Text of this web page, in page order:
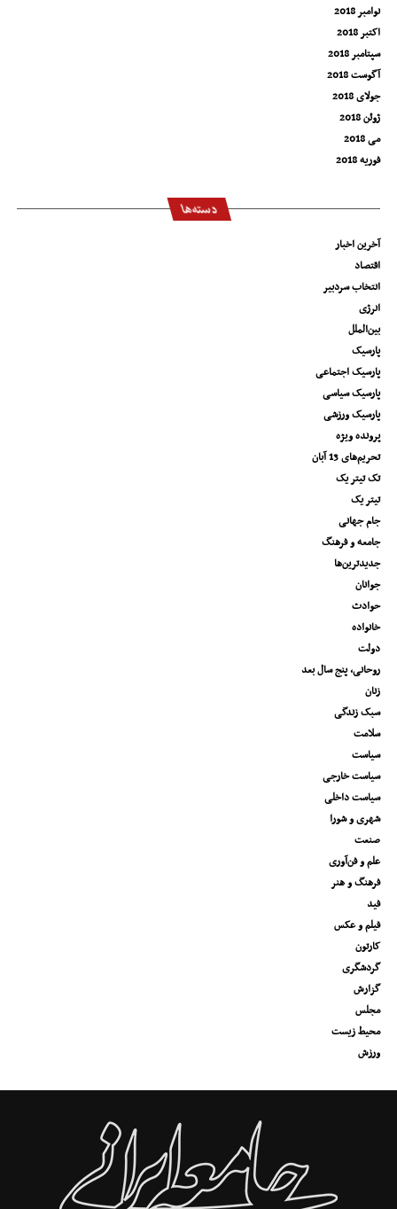
نوامبر 2018
اکتبر 2018
سپتامبر 2018
آگوست 2018
جولای 2018
ژوئن 2018
می 2018
فوریه 2018
دسته‌ها
آخرین اخبار
اقتصاد
انتخاب سردبیر
انرژی
بین‌الملل
پارسیک
پارسیک اجتماعی
پارسیک سیاسی
پارسیک ورزشی
پرونده ویژه
تحریم‌های 13 آبان
تک تیتر یک
تیتر یک
جام جهانی
جامعه و فرهنگ
جدیدترین‌ها
جوانان
حوادث
خانواده
دولت
روحانی، پنج سال بعد
زنان
سبک زندگی
سلامت
سیاست
سیاست خارجی
سیاست داخلی
شهری و شورا
صنعت
علم و فن‌آوری
فرهنگ و هنر
فید
فیلم و عکس
کارتون
گردشگری
گزارش
مجلس
محیط زیست
ورزش